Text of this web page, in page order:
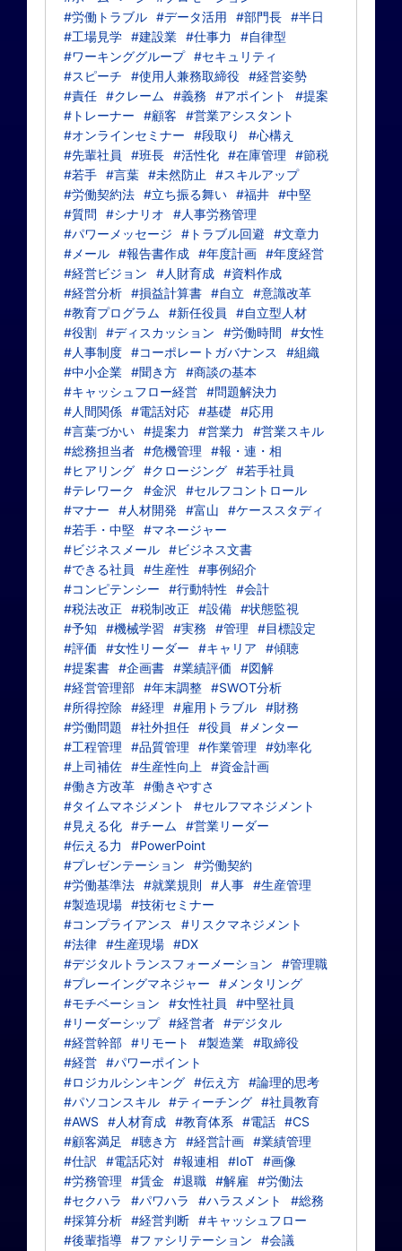
#労働トラブル #データ活用 #部門長 #半日
#工場見学 #建設業 #仕事力
#自律型
#ワーキンググループ #セキュリティ
#スピーチ
#使用人兼務取締役 #経営姿勢
#責任 #クレーム #義務 #アポイント
#提案
#トレーナー
#顧客
#営業アシスタント
#オンラインセミナー
#段取り
#心構え
#先輩社員
#班長 #活性化 #在庫管理
#節税
#若手 #言葉 #未然防止
#スキルアップ
#労働契約法 #立ち振る舞い #福井 #中堅
#質問
#シナリオ
#人事労務管理
#パワーメッセージ
#トラブル回避
#文章力
#メール #報告書作成 #年度計画 #年度経営
#経営ビジョン
#人財育成 #資料作成
#経営分析 #損益計算書 #自立
#意識改革
#教育プログラム
#新任役員
#自立型人材
#役割 #ディスカッション #労働時間
#女性
#人事制度 #コーポレートガバナンス
#組織
#中小企業 #聞き方 #商談の基本
#キャッシュフロー経営 #問題解決力
#人間関係 #電話対応 #基礎
#応用
#言葉づかい #提案力 #営業力
#営業スキル
#総務担当者 #危機管理
#報・連・相
#ヒアリング #クロージング #若手社員
#テレワーク
#金沢
#セルフコントロール
#マナー
#人材開発 #富山
#ケーススタディ
#若手・中堅 #マネージャー
#ビジネスメール #ビジネス文書
#できる社員
#生産性
#事例紹介
#コンピテンシー
#行動特性
#会計
#税法改正
#税制改正 #設備 #状態監視
#予知
#機械学習 #実務 #管理
#目標設定
#評価
#女性リーダー #キャリア
#傾聴
#提案書 #企画書 #業績評価
#図解
#経営管理部 #年末調整 #SWOT分析
#所得控除
#経理 #雇用トラブル #財務
#労働問題
#社外担任 #役員
#メンター
#工程管理
#品質管理 #作業管理
#効率化
#上司補佐 #生産性向上
#資金計画
#働き方改革 #働きやすさ
#タイムマネジメント
#セルフマネジメント
#見える化 #チーム
#営業リーダー
#伝える力
#PowerPoint
#プレゼンテーション
#労働契約
#労働基準法 #就業規則 #人事 #生産管理
#製造現場 #技術セミナー
#コンプライアンス
#リスクマネジメント
#法律 #生産現場 #DX
#デジタルトランスフォーメーション
#管理職
#プレーイングマネジャー
#メンタリング
#モチベーション
#女性社員
#中堅社員
#リーダーシップ #経営者 #デジタル
#経営幹部 #リモート #製造業 #取締役
#経営 #パワーポイント
#ロジカルシンキング #伝え方 #論理的思考
#パソコンスキル #ティーチング #社員教育
#AWS
#人材育成 #教育体系 #電話 #CS
#顧客満足
#聴き方 #経営計画 #業績管理
#仕訳
#電話応対 #報連相 #IoT #画像
#労務管理
#賃金 #退職 #解雇
#労働法
#セクハラ
#パワハラ #ハラスメント
#総務
#採算分析 #経営判断 #キャッシュフロー
#後輩指導 #ファシリテーション
#会議